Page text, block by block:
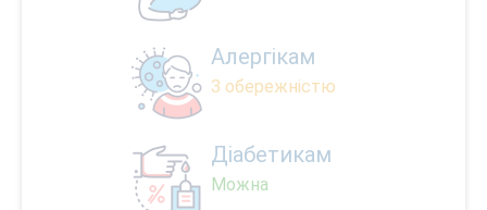
Алергікам
З обережністю
Діабетикам
Можна